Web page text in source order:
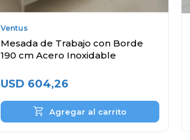
Ventus
Mesada de Trabajo con Borde
190 cm Acero Inoxidable
USD 604,26